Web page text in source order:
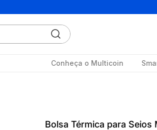
Conheça o Multicoin
Bolsa Térmica para